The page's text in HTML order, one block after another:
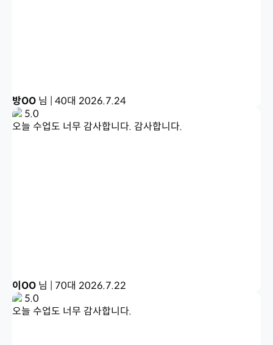
방OO 님 | 40대 2026.7.24
5.0
오늘 수업도 너무 감사합니다. 감사합니다.
이OO 님 | 70대 2026.7.22
5.0
오늘 수업도 너무 감사합니다.